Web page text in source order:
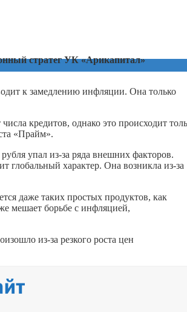
стратег УК «Арикапитал»
к замедлению инфляции. Она только
кредитов, однако это происходит
«Прайм».
упал из-за ряда внешних факторов.
глобальный характер. Она возникла из-за
даже таких простых продуктов, как
мешает борьбе с инфляцией,
из-за резкого роста цен